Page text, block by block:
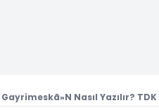
Gayrimeskã»N Nasıl Yazılır?